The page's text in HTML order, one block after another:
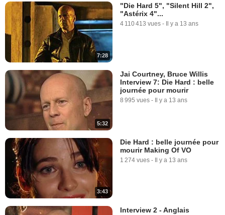
7:28
"Die Hard 5", "Silent Hill 2",
"Astérix 4"...
4 110 413 vues - Il y a 13 ans
5:32
Jai Courtney, Bruce Willis
Interview 7: Die Hard : belle
journée pour mourir
8 995 vues - Il y a 13 ans
3:43
Die Hard : belle journée pour
mourir Making Of VO
1 274 vues - Il y a 13 ans
Interview 2 - Anglais